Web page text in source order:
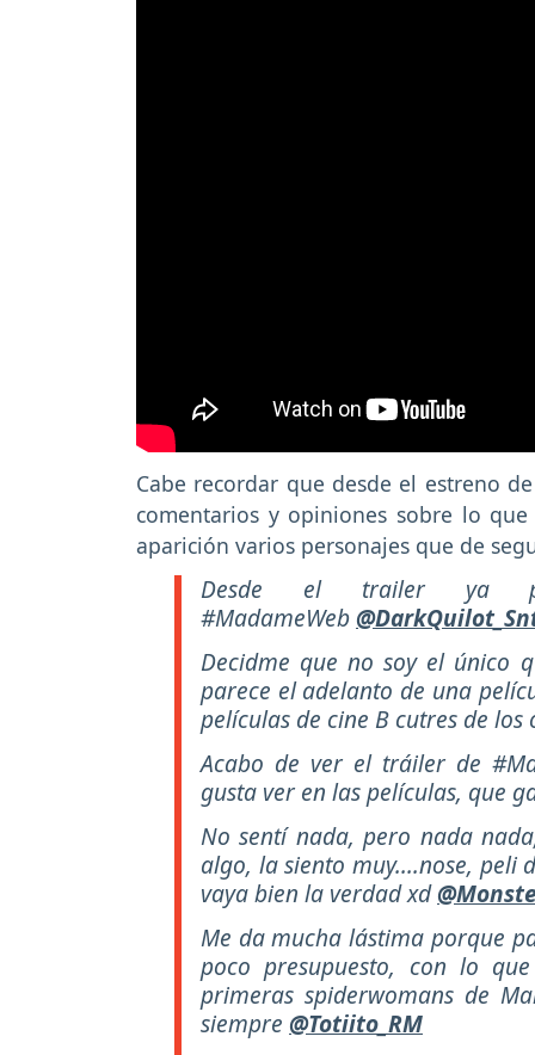
Cabe recordar que desde el estreno
comentarios y opiniones sobre lo
aparición varios personajes que de
Desde el trailer ya
#MadameWeb
Decidme que no soy el único
parece el adelanto de una
películas de cine B cutres de
Acabo de ver el tráiler de
gusta ver en las películas, que
No sentí nada, pero nada
algo, la siento muy....nose, peli
vaya bien la verdad xd
Me da mucha lástima porque
poco presupuesto, con lo
primeras spiderwomans de
siempre @Totiito_RM